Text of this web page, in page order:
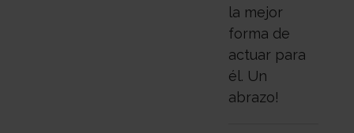
la mejor
forma de
actuar para
él. Un
abrazo!